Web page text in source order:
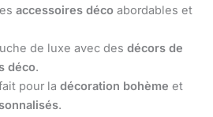
accessoires déco abordables et
de luxe avec des décors de
déco.
pour la décoration bohème et
.